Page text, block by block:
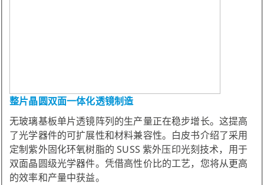
整片晶圆双面一体化透镜制造
无玻璃基板单片透镜阵列的生产量正在稳步增长。这提高
了光学器件的可扩展性和材料兼容性。白皮书介绍了采用
定制紫外固化环氧树脂的 SUSS 紫外压印光刻技术，用于
双面晶圆级光学器件。凭借高性价比的工艺，您将从更高
的效率和产量中获益。